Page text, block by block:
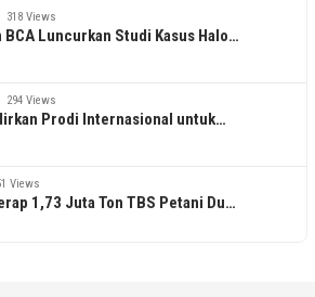
318 Views
BCA Luncurkan Studi Kasus Halo…
294 Views
Prodi Internasional untuk…
Views
1,73 Juta Ton TBS Petani Du…